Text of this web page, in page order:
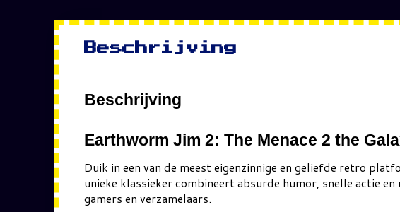
Beschrijving
Beschrijving
Earthworm Jim 2: The Menace 2 the
Duik in een van de meest eigenzinnige en geliefde retro
unieke klassieker combineert absurde humor, snelle actie
gamers en verzamelaars.